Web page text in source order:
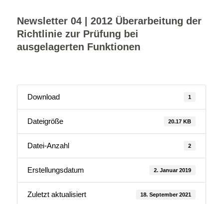
Newsletter 04 | 2012 Überarbeitung der
Richtlinie zur Prüfung bei
ausgelagerten Funktionen
Download 1
Dateigröße 20.17 KB
Datei-Anzahl 2
Erstellungsdatum 2. Januar 2019
Zuletzt aktualisiert 18. September 2021